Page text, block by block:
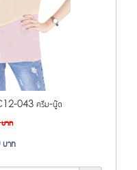
043 ครีม-นู๊ด
าท
บาท